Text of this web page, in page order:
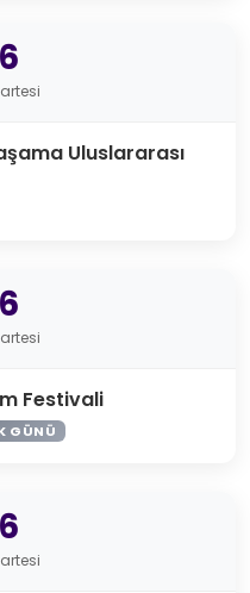
Uluslararası
Festivali
GÜNÜ